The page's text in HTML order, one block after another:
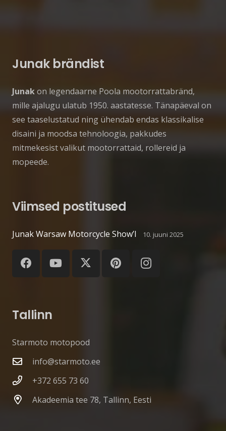
Junak brändist
Junakon legendaarne Poola mootorrattabränd,
mille ajalugu ulatub 1950. aastatesse. Tänapäeval on
see taaselustatud ning ühendab endas klassikalise
disaini ja moodsa tehnoloogia, pakkudes
mitmekesist valikut mootorrattaid, rollereid ja
mopeede.
Viimsed postitused
Junak Warsaw Motorcycle Show’l 10. juuni 2025
Tallinn
Starmoto motopood
info@starmoto.ee
+372 655 73 60
Akadeemia tee 78, Tallinn, Eesti